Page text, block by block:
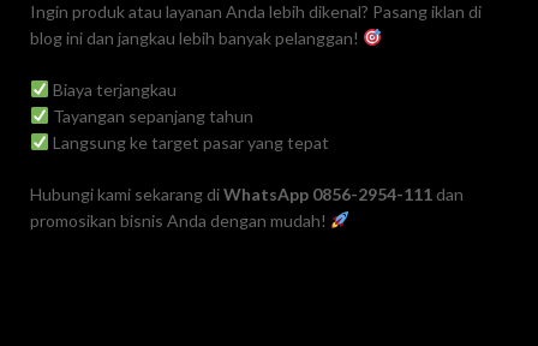
Ingin produk atau layanan Anda lebih dikenal? Pasang iklan di
blog ini dan jangkau lebih banyak pelanggan!
Biaya terjangkau
Tayangan sepanjang tahun
Langsung ke target pasar yang tepat
Hubungi kami sekarang diWhatsApp 0856-2954-111 dan
promosikan bisnis Anda dengan mudah!